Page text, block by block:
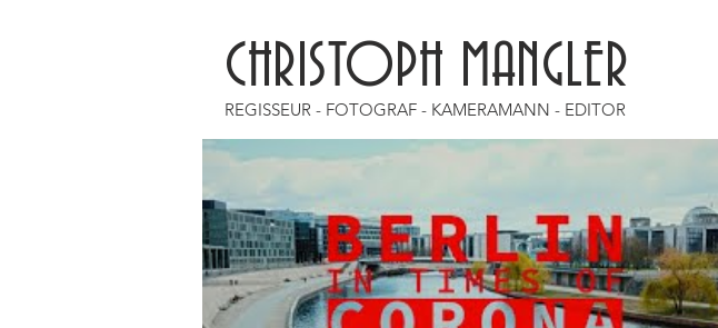
CHRISTOPH MANGLER
REGISSEUR - FOTOGRAF - KAMERAMANN - EDITOR